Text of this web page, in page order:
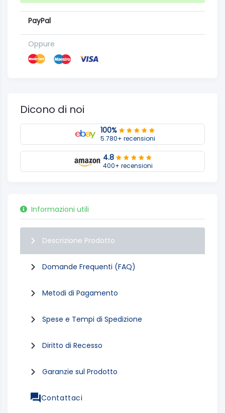
PayPal
Oppure
Dicono di noi
100%
5.780+ recensioni
4.8
400+ recensioni
Informazioni utili
Descrizione Prodotto
Domande Frequenti (FAQ)
Metodi di Pagamento
Spese e Tempi di Spedizione
Diritto di Recesso
Garanzie sul Prodotto
Contattaci